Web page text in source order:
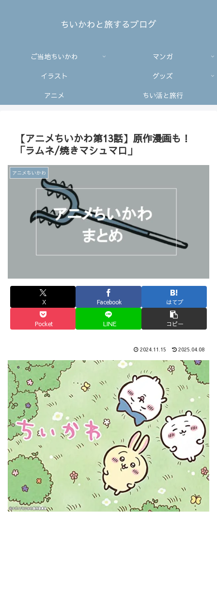
ちいかわと旅するブログ
ご当地ちいかわ
マンガ
イラスト
グッズ
アニメ
ちい活と旅行
【アニメちいかわ第13話】原作漫画も！
「ラムネ/焼きマシュマロ」
アニメちいかわ
X Facebook はてブ
Pocket LINE コピー
2024.11.15 2025.04.08